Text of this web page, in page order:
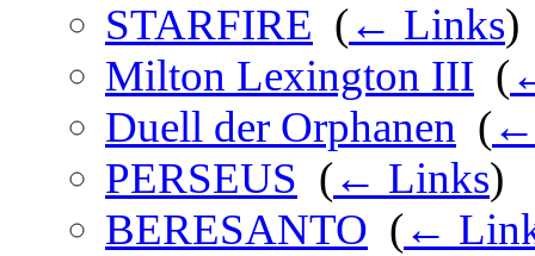
STARFIRE (← Links)
Milton Lexington III (
Duell der Orphanen (
PERSEUS (← Links)
BERESANTO (←